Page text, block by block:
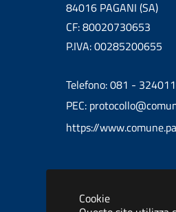
Cookie
84016 PAGANI (SA)
CF: 80020730653
P.IVA: 00285200655
Telefono: 081 -
PEC:
https://
Informativa privacy